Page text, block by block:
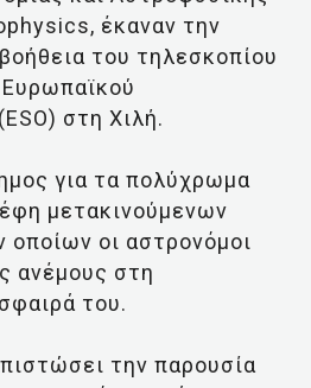
έκαναν την
του τηλεσκοπίου
στη Χιλή.
για τα πολύχρωμα
μετακινούμενων
οι αστρονόμοι
ανέμους στη
του.
την παρουσία